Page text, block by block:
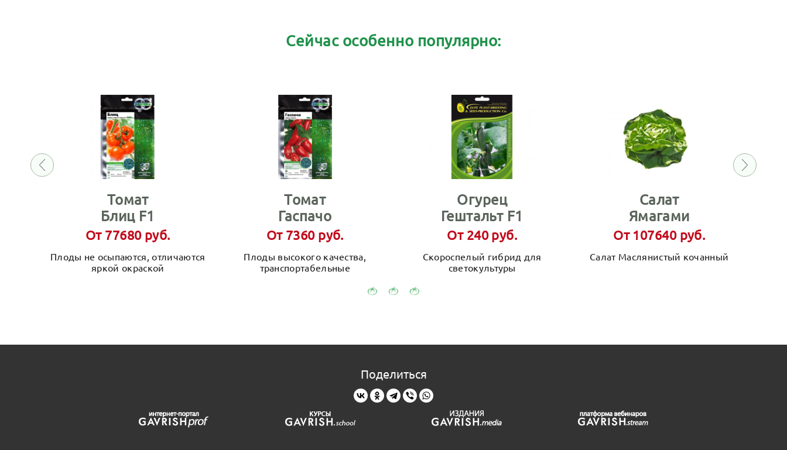
Сейчас особенно популярно:
Томат
Блиц F1
От 77680 руб.
Плоды не осыпаются, отличаются
яркой окраской
Томат
Гаспачо
От 7360 руб.
Плоды высокого качества,
транспортабельные
Огурец
Гештальт F1
От 240 руб.
Скороспелый гибрид для
светокультуры
Салат
Ямагами
От 107640 руб.
Салат Маслянистый кочанный
Поделиться